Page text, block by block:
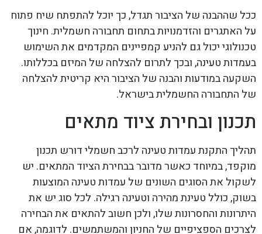
ככל שההבנה של הציבור תגדל, כך יוכל להתפתח שיח פתוח
על האתגרים והזדמנויות בתחום תחבורה חשמלית. חינוך
טכנולוגי יכול גם להניע קמפיינים המקדמים את השימוש
בעמדות טעינה, ובכך לתרום להצלחה של המיזם בכללותו.
השקעה במודעות והבנה של הציבור היא קריטית להצלחה
של התחבורה החשמלית בישראל.
תכנון ובחירת ציוד מתאים
תהליך התקנת עמדות טעינה לרכב חשמלי דורש תכנון
מוקפד, במיוחד כאשר מדובר בבחירת הציוד המתאים. יש
לשקול את הסוגים השונים של עמדות טעינה המוצעות
בשוק, כולל טעינת מהירה וטעינה רגילה. לכל סוג יש את
היתרונות והחסרונות שלו, ולכן חשוב להתאים את הבחירה
לצרכים הספציפיים של החניון והמשתמשים. לדוגמה, אם